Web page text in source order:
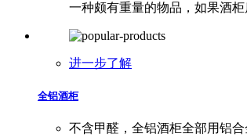
一种颇有重量的物品，如果酒
进一步了解
全铝酒柜
不含甲醛，全铝酒柜全部用铝